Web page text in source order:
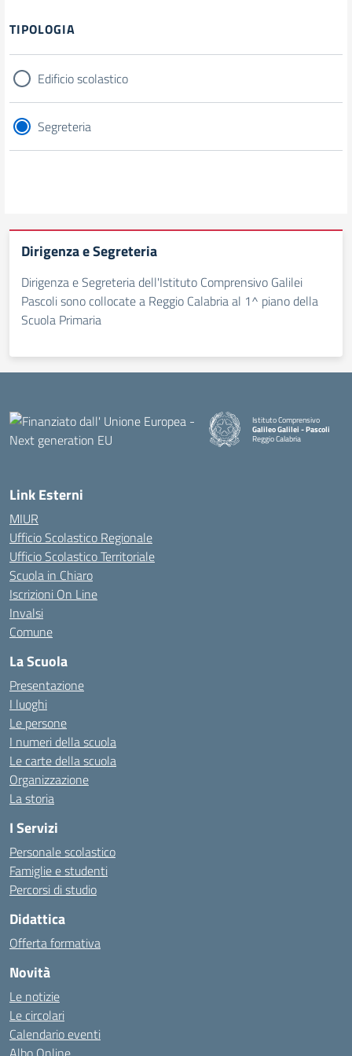
TIPOLOGIA
Edificio scolastico
Segreteria
Dirigenza e Segreteria
Dirigenza e Segreteria dell'Istituto Comprensivo Galilei
Pascoli sono collocate a Reggio Calabria al 1^ piano della
Scuola Primaria
Istituto Comprensivo
Galileo Galilei - Pascoli
Reggio Calabria
Link Esterni
MIUR
Ufficio Scolastico Regionale
Ufficio Scolastico Territoriale
Scuola in Chiaro
Iscrizioni On Line
Invalsi
Comune
La Scuola
Presentazione
I luoghi
Le persone
I numeri della scuola
Le carte della scuola
Organizzazione
La storia
I Servizi
Personale scolastico
Famiglie e studenti
Percorsi di studio
Didattica
Offerta formativa
Novità
Le notizie
Le circolari
Calendario eventi